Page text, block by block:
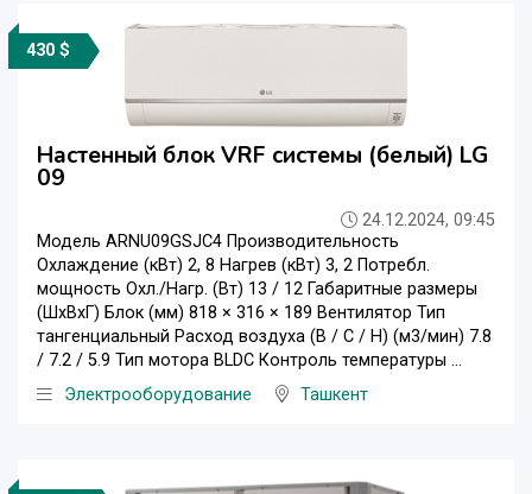
430 $
Настенный блок VRF системы (белый) LG
09
24.12.2024, 09:45
Модель ARNU09GSJC4 Производительность
Охлаждение (кВт) 2, 8 Нагрев (кВт) 3, 2 Потребл.
мощность Охл./Нагр. (Вт) 13 / 12 Габаритные размеры
(ШxВxГ) Блок (мм) 818 × 316 × 189 Вентилятор Тип
тангенциальный Расход воздуха (В / С / Н) (м3/мин) 7.8
/ 7.2 / 5.9 Тип мотора BLDC Контроль температуры ...
Электрооборудование
Ташкент